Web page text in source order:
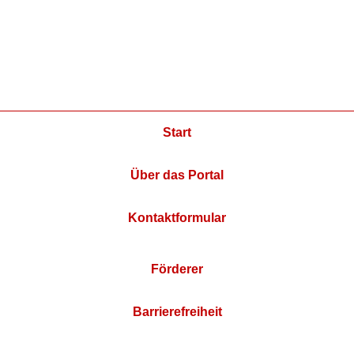
Start
Über das Portal
Kontaktformular
Förderer
Barrierefreiheit